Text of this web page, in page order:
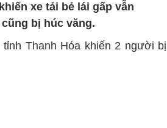
xe tải bẻ lái gấp vẫn
bị húc văng.
Thanh Hóa khiến 2 người bị